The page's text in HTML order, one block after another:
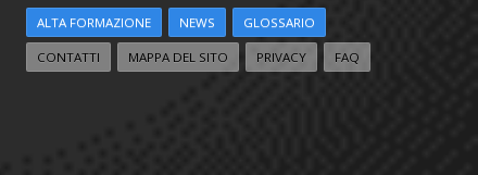
ALTA FORMAZIONE NEWS GLOSSARIO
CONTATTI MAPPA DEL SITO PRIVACY FAQ